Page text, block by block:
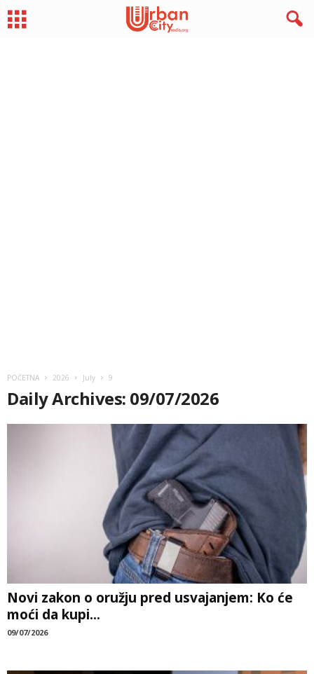
POČETNA 2026 July 9
Daily Archives: 09/07/2026
Novi zakon o oružju pred usvajanjem: Ko će
moći da kupi...
09/07/2026